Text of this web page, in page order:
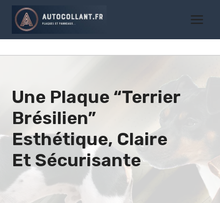
Aller
contenu
Une Plaque “Terrier
Brésilien”
Esthétique, Claire
Et Sécurisante